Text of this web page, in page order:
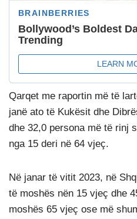
Qarqet me raportin më të
janë ato të Kukësit dhe
dhe 32,0 persona më të rinj
nga 15 deri në 64 vjeç.
Në janar të vitit 2023, në
të moshës nën 15 vjeç dhe
moshës 65 vjeç ose më